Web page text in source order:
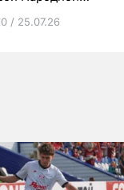
/ 25.07.26